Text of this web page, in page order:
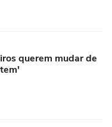
querem mudar de